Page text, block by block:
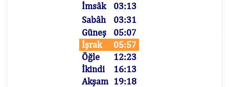
İmsâk
03:13
Sabâh
03:31
Güneş
05:07
İşrak
05:57
Öğle
12:23
İkindi
16:13
Akşam 19:18